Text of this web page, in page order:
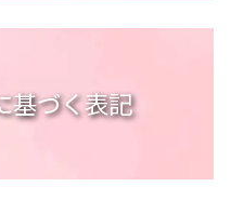
基づく表記